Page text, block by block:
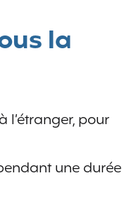
la
l’étranger, pour
une durée